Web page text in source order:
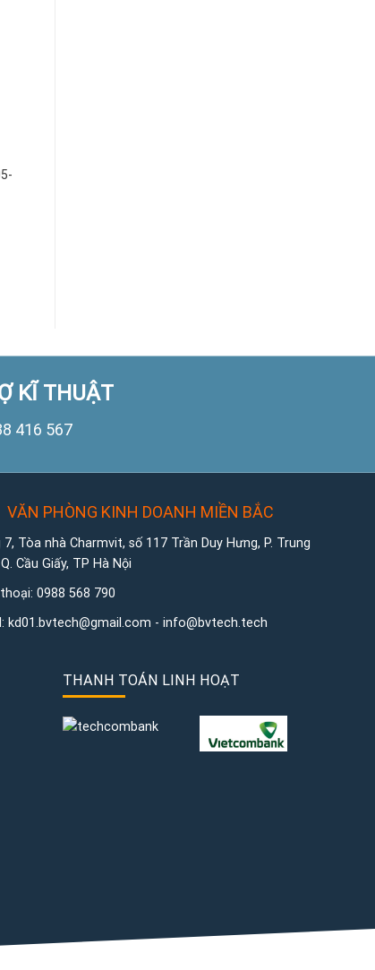
KĨ THUẬT
416 567
VĂN PHÒNG KINH DOANH MIỀN BẮC
7, Tòa nhà Charmvit, số 117 Trần Duy Hưng, P. Trung
Cầu Giấy, TP Hà Nội
0988 568 790
kd01.bvtech@gmail.com - info@bvtech.tech
THANH TOÁN LINH HOẠT